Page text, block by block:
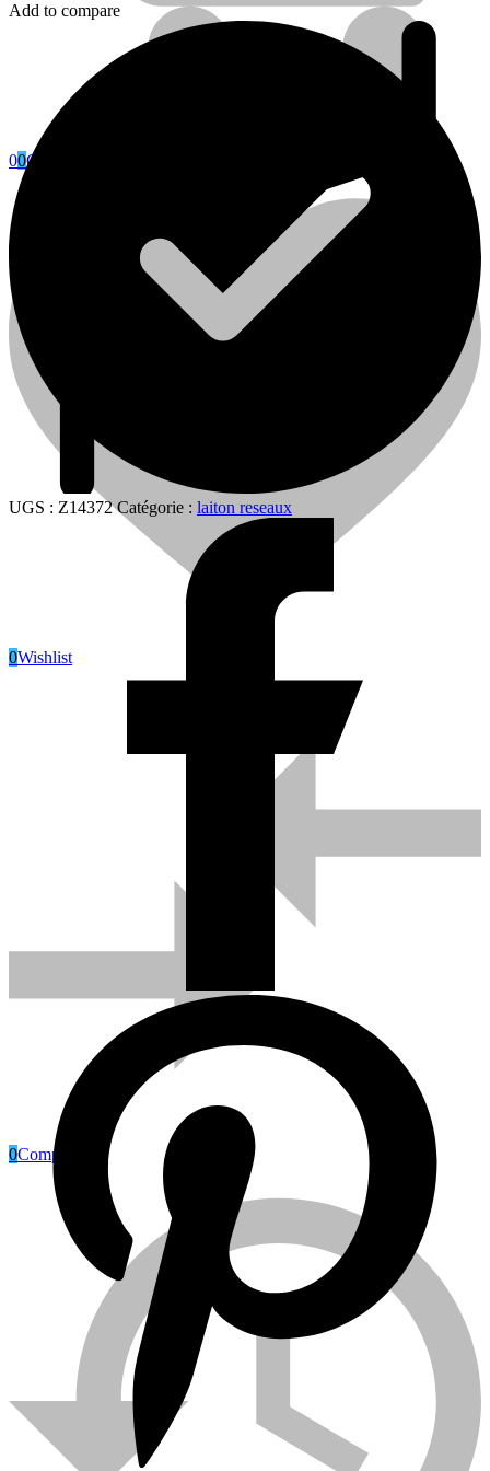
00Cart
0Wishlist
0Compare
Add to compare
UGS : Z14372 Catégorie : laiton reseaux